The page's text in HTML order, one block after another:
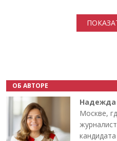
ОБ АВТОРЕ
Надежда
Москве,